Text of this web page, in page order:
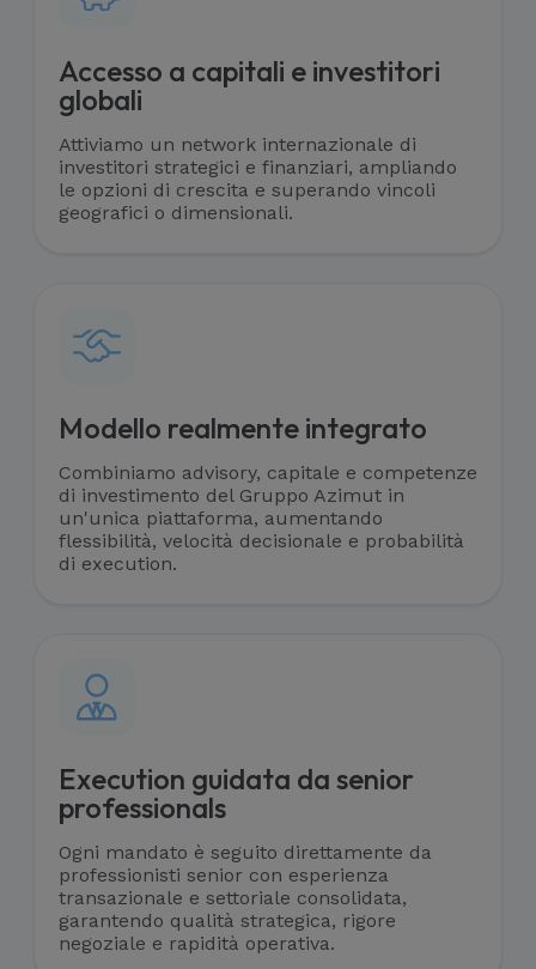
Accesso a capitali e investitori
globali
Attiviamo un network internazionale di
investitori strategici e finanziari, ampliando
le opzioni di crescita e superando vincoli
geografici o dimensionali.
Modello realmente integrato
Combiniamo advisory, capitale e competenze
di investimento del Gruppo Azimut in
un'unica piattaforma, aumentando
flessibilità, velocità decisionale e probabilità
di execution.
Execution guidata da senior
professionals
Ogni mandato è seguito direttamente da
professionisti senior con esperienza
transazionale e settoriale consolidata,
garantendo qualità strategica, rigore
negoziale e rapidità operativa.